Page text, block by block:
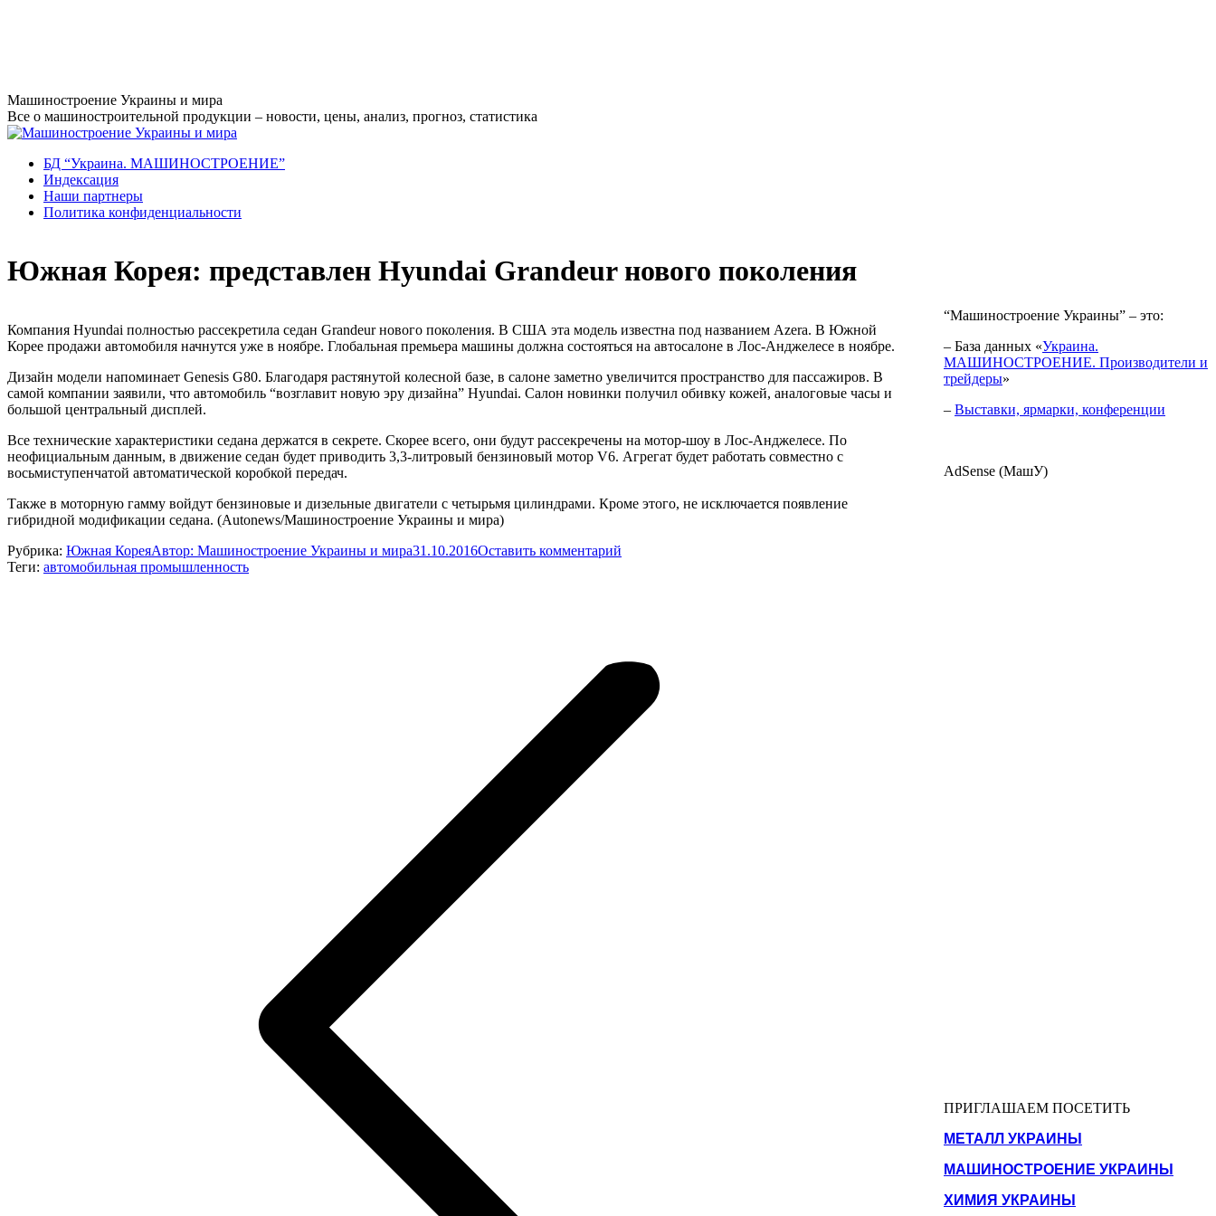
Перейти
к
содержанию
Машиностроение Украины и мира
Все о машиностроительной продукции – новости, цены, анализ, прогноз, статистика
БД “Украина. МАШИНОСТРОЕНИЕ”
Индекcация
Наши партнеры
Политика конфиденциальности
Южная Корея: представлен Hyundai Grandeur нового поколения
Компания Hyundai полностью рассекретила седан Grandeur нового поколения. В США эта модель известна под названием Azera. В Южной
Корее продажи автомобиля начнутся уже в ноябре. Глобальная премьера машины должна состояться на автосалоне в Лос-Анджелесе в ноябре.
Дизайн модели напоминает Genesis G80. Благодаря растянутой колесной базе, в салоне заметно увеличится пространство для пассажиров. В
самой компании заявили, что автомобиль “возглавит новую эру дизайна” Hyundai. Салон новинки получил обивку кожей, аналоговые часы и
большой центральный дисплей.
Все технические характеристики седана держатся в секрете. Скорее всего, они будут рассекречены на мотор-шоу в Лос-Анджелесе. По
неофициальным данным, в движение седан будет приводить 3,3-литровый бензиновый мотор V6. Агрегат будет работать совместно с
восьмиступенчатой автоматической коробкой передач.
Также в моторную гамму войдут бензиновые и дизельные двигатели с четырьмя цилиндрами. Кроме этого, не исключается появление
гибридной модификации седана. (Autonews/Машиностроение Украины и мира)
Рубрика: Южная КореяАвтор: Машиностроение Украины и мира31.10.2016Оставить комментарий
Теги: автомобильная промышленность
“Машиностроение Украины” – это:
– База данных «Украина.
МАШИНОСТРОЕНИЕ. Производители и
трейдеры»
– Выставки, ярмарки, конференции
AdSense (МашУ)
ПРИГЛАШАЕМ ПОСЕТИТЬ
МЕТАЛЛ УКРАИНЫ
МАШИНОСТРОЕНИЕ УКРАИНЫ
ХИМИЯ УКРАИНЫ